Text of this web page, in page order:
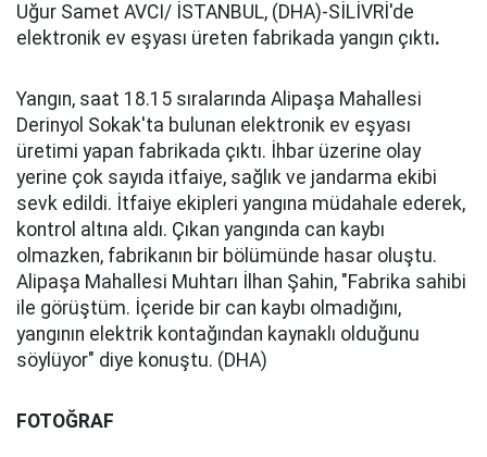
Uğur Samet AVCI/ İSTANBUL, (DHA)-SİLİVRİ'de
elektronik ev eşyası üreten fabrikada yangın çıktı.
Yangın, saat 18.15 sıralarında Alipaşa Mahallesi
Derinyol Sokak'ta bulunan elektronik ev eşyası
üretimi yapan fabrikada çıktı. İhbar üzerine olay
yerine çok sayıda itfaiye, sağlık ve jandarma ekibi
sevk edildi. İtfaiye ekipleri yangına müdahale ederek,
kontrol altına aldı. Çıkan yangında can kaybı
olmazken, fabrikanın bir bölümünde hasar oluştu.
Alipaşa Mahallesi Muhtarı İlhan Şahin, "Fabrika sahibi
ile görüştüm. İçeride bir can kaybı olmadığını,
yangının elektrik kontağından kaynaklı olduğunu
söylüyor" diye konuştu. (DHA)
FOTOĞRAF